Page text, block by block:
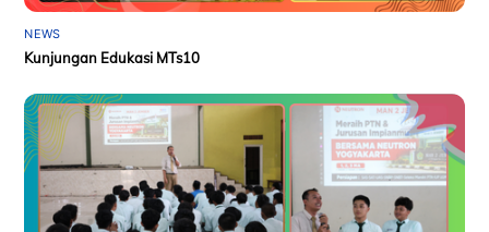
NEWS
Kunjungan Edukasi MTs10